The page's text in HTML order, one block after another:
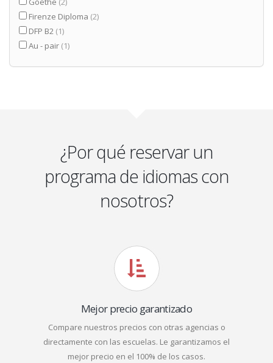
Firenze Diploma (2)
DFP B2 (1)
Au - pair (1)
¿Por qué reservar un
programa de idiomas con
nosotros?
Mejor precio garantizado
Compare nuestros precios con otras agencias o
directamente con las escuelas. Le garantizamos el
mejor precio en el 100% de los casos.